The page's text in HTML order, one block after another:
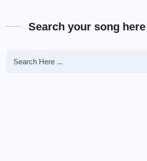
Search your song here